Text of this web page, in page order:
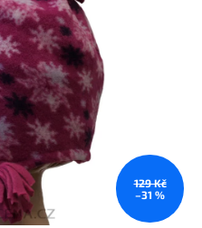
129 Kč
–31 %